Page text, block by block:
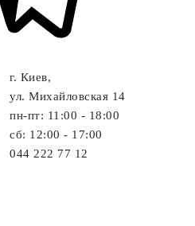
г. Киев,
ул. Михайловская 14
пн-пт: 11:00 - 18:00
cб: 12:00 - 17:00
044 222 77 12